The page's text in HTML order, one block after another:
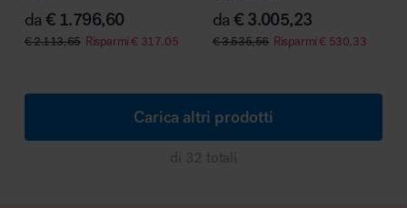
da€ 1.796,60
€2.113,65 Risparmi€317,05
da€ 3.005,23
€3.535,56 Risparmi€ 530,33
Carica altri prodotti
di 32 totali